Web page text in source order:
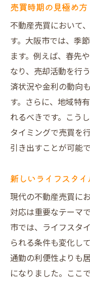
売買時期の見極め方
不動産売買において
す。大阪市では、季
ます。例えば、春先
なり、売却活動を行
済状況や金利の動向
す。さらに、地域特
れるべきです。こう
タイミングで売買を
引き出すことが可能で
新しいライフスタ
現代の不動産売買に
対応は重要なテーマ
市では、ライフスタ
られる条件も変化し
通勤の利便性よりも
になりました。ここ